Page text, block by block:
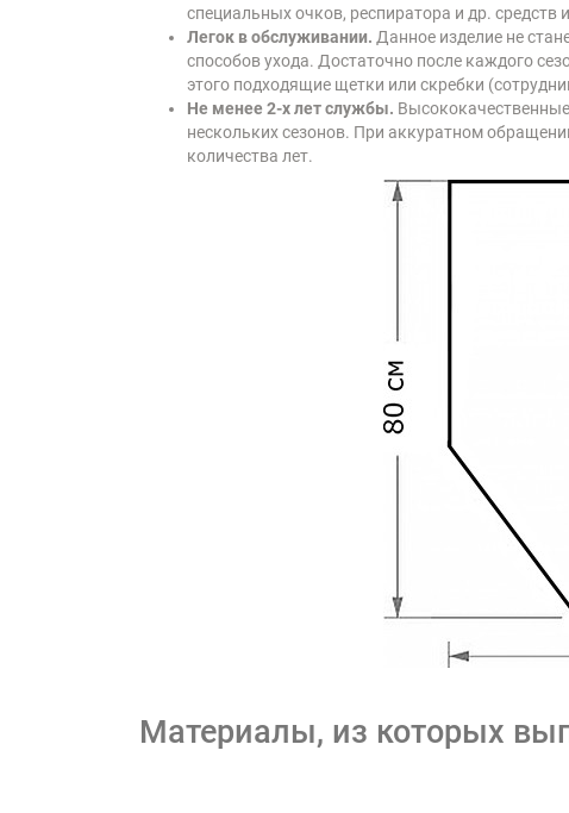
специальных очков, респиратора и др.
Легок в обслуживании. Данное изделие не
способов ухода. Достаточно после каждого
этого подходящие щетки или скребки
Не менее 2-х лет службы.
нескольких сезонов. При аккуратном
количества лет.
Материалы, из которых